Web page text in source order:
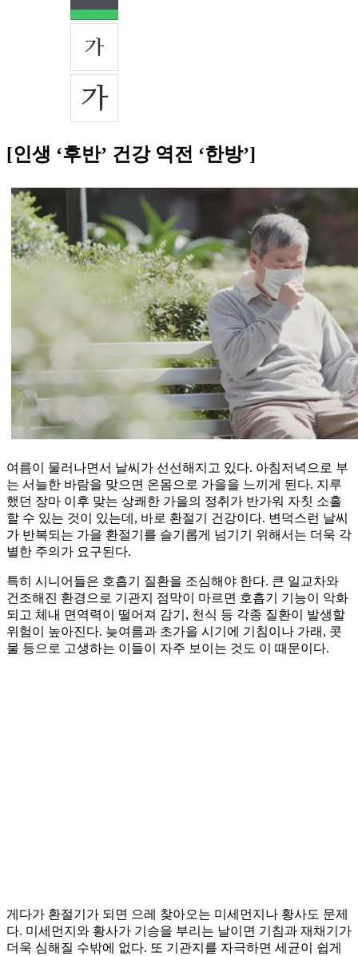
[인생 ‘후반’ 건강 역전 ‘한방’]
여름이 물러나면서 날씨가 선선해지고 있다. 아침저녁으로 부
는 서늘한 바람을 맞으면 온몸으로 가을을 느끼게 된다. 지루
했던 장마 이후 맞는 상쾌한 가을의 정취가 반가워 자칫 소홀
할 수 있는 것이 있는데, 바로 환절기 건강이다. 변덕스런 날씨
가 반복되는 가을 환절기를 슬기롭게 넘기기 위해서는 더욱 각
별한 주의가 요구된다.
특히 시니어들은 호흡기 질환을 조심해야 한다. 큰 일교차와
건조해진 환경으로 기관지 점막이 마르면 호흡기 기능이 악화
되고 체내 면역력이 떨어져 감기, 천식 등 각종 질환이 발생할
위험이 높아진다. 늦여름과 초가을 시기에 기침이나 가래, 콧
물 등으로 고생하는 이들이 자주 보이는 것도 이 때문이다.
게다가 환절기가 되면 으레 찾아오는 미세먼지나 황사도 문제
다. 미세먼지와 황사가 기승을 부리는 날이면 기침과 재채기가
더욱 심해질 수밖에 없다. 또 기관지를 자극하면 세균이 쉽게